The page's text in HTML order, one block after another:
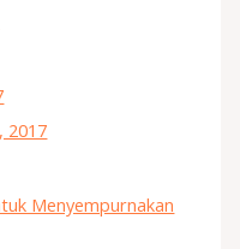
2017
Menyempurnakan